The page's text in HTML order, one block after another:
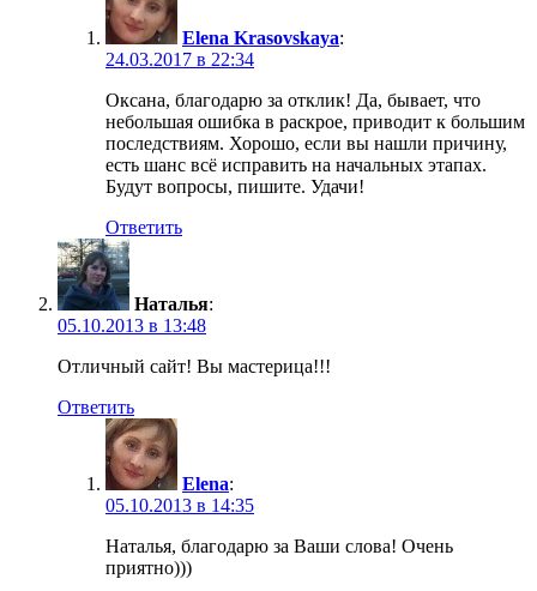
Elena Krasovskaya:
24.03.2017 в 22:34
Оксана, благодарю за отклик! Да, бывает, что
небольшая ошибка в раскрое, приводит к большим
последствиям. Хорошо, если вы нашли причину,
есть шанс всё исправить на начальных этапах.
Будут вопросы, пишите. Удачи!
Ответить
Наталья:
05.10.2013 в 13:48
Отличный сайт! Вы мастерица!!!
Ответить
Elena:
05.10.2013 в 14:35
Наталья, благодарю за Ваши слова! Очень
приятно)))